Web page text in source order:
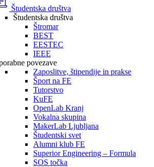
Študentska društva
Študentska društva
Štromar
BEST
EESTEC
IEEE
povezave
Zaposlitve, štipendije in prakse
Šport na FE
Tutorstvo
KuFE
OpenLab Kranj
Vokalna skupina
MakerLab Ljubljana
Študentski svet
Alumni klub FE
Superior Engineering – Formula
SOS točka